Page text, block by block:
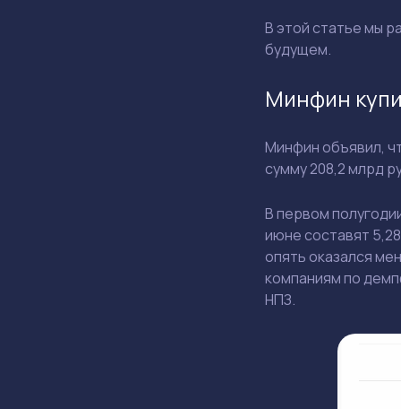
В этой статье мы
будущем.
Минфин
Минфин объявил,
сумму 208,2 млрд
В первом
июне составят
опять оказался
компаниям по
НПЗ.